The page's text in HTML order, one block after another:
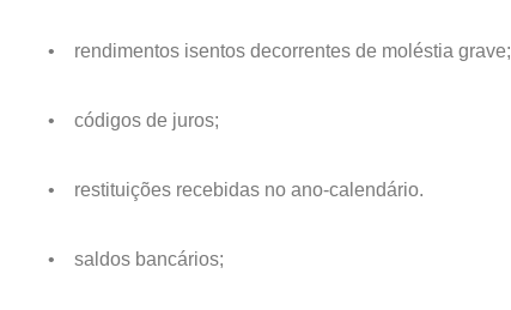
• rendimentos isentos decorrentes de moléstia grave;
• códigos de juros;
• restituições recebidas no ano-calendário.
• saldos bancários;